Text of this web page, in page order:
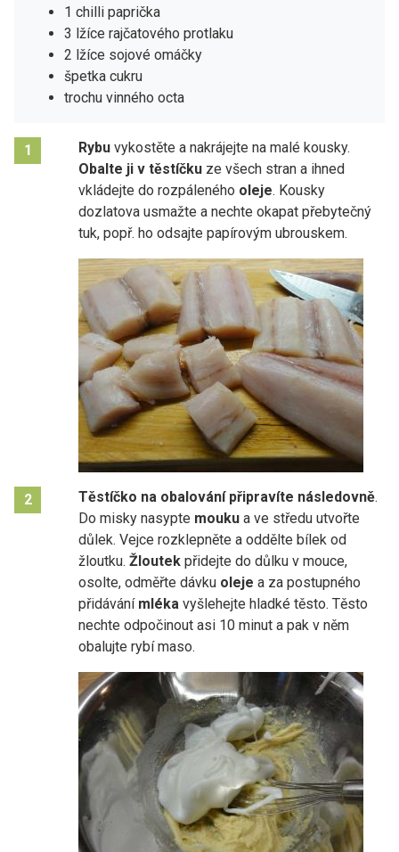
1 chilli paprička
3 lžíce rajčatového protlaku
2 lžíce sojové omáčky
špetka cukru
trochu vinného octa
1 Rybu vykostěte a nakrájejte na malé kousky.
Obalte ji v těstíčku ze všech stran a ihned
vkládejte do rozpáleného oleje. Kousky
dozlatova usmažte a nechte okapat přebytečný
tuk, popř. ho odsajte papírovým ubrouskem.
2 Těstíčko na obalování připravíte následovně.
Do misky nasypte mouku a ve středu utvořte
důlek. Vejce rozklepněte a oddělte bílek od
žloutku. Žloutek přidejte do důlku v mouce,
osolte, odměřte dávku oleje a za postupného
přidávání mléka vyšlehejte hladké těsto. Těsto
nechte odpočinout asi 10 minut a pak v něm
obalujte rybí maso.